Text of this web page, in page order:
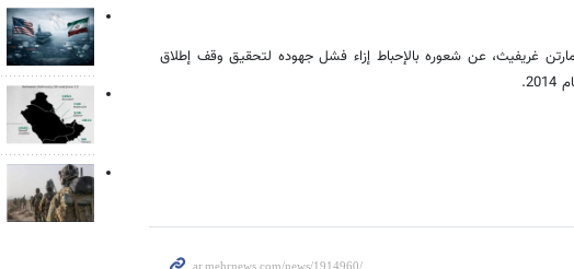
غريفيث، عن شعوره بالإحباط إزاء فشل جهوده لتحقيق وقف إطلاق